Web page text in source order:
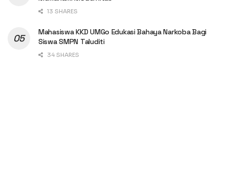
13 SHARES
Mahasiswa KKD UMGo Edukasi Bahaya Narkoba Bagi
Siswa SMPN Taluditi
34 SHARES